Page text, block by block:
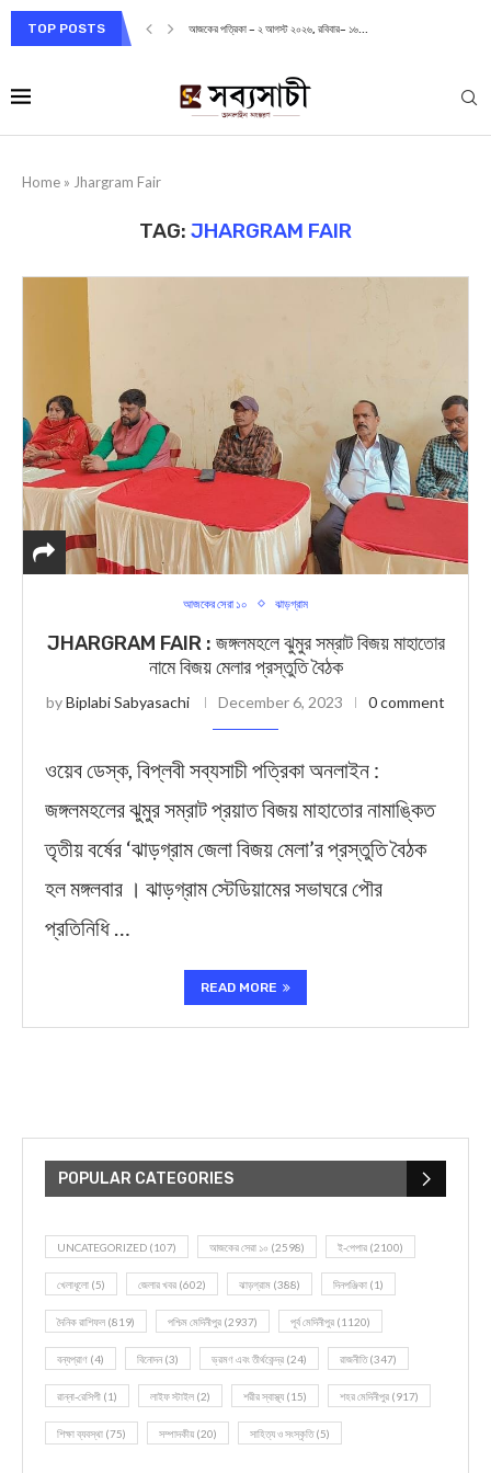
TOP POSTS আজকের পত্রিকা – ২ আগস্ট ২০২৬, রবিবার– ১৬...
Home » Jhargram Fair
TAG: JHARGRAM FAIR
আজকের সেরা ১০ ঝাড়গ্রাম
JHARGRAM FAIR : জঙ্গলমহলে ঝুমুর সম্রাট বিজয় মাহাতোর
নামে বিজয় মেলার প্রস্তুতি বৈঠক
byBiplabi Sabyasachi December 6, 2023 0 comment
ওয়েব ডেস্ক, বিপ্লবী সব্যসাচী পত্রিকা অনলাইন :
জঙ্গলমহলের ঝুমুর সম্রাট প্রয়াত বিজয় মাহাতোর নামাঙ্কিত
তৃতীয় বর্ষের ‘ঝাড়গ্রাম জেলা বিজয় মেলা’র প্রস্তুতি বৈঠক
হল মঙ্গলবার । ঝাড়গ্রাম স্টেডিয়ামের সভাঘরে পৌর
প্রতিনিধি …
READ MORE
POPULAR CATEGORIES
UNCATEGORIZED (107) আজকের সেরা ১০ (2598) ই-পেপার (2100)
খেলাধূলো (5) জেলার খবর (602) ঝাড়গ্রাম (388) দিনপঞ্জিকা (1)
দৈনিক রাশিফল (819) পশ্চিম মেদিনীপুর (2937) পূর্ব মেদিনীপুর (1120)
বন্যপ্রাণ (4) বিনোদন(3) ভ্রমণ এবং তীর্থকেন্দ্র (24) রাজনীতি(347)
রান্না-রেসিপী (1) লাইফ স্টাইল (2) শরীর স্বাস্থ্য (15) শহর মেদিনীপুর (917)
শিক্ষা ব্যবস্থা (75) সম্পাদকীয় (20) সাহিত্য ও সংস্কৃতি(5)